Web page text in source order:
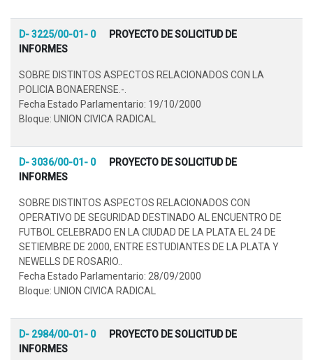
D- 3225/00-01- 0
PROYECTO DE SOLICITUD DE
INFORMES
SOBRE DISTINTOS ASPECTOS RELACIONADOS CON LA
POLICIA BONAERENSE.-.
Fecha Estado Parlamentario: 19/10/2000
Bloque: UNION CIVICA RADICAL
D- 3036/00-01- 0
PROYECTO DE SOLICITUD DE
INFORMES
SOBRE DISTINTOS ASPECTOS RELACIONADOS CON
OPERATIVO DE SEGURIDAD DESTINADO AL ENCUENTRO DE
FUTBOL CELEBRADO EN LA CIUDAD DE LA PLATA EL 24 DE
SETIEMBRE DE 2000, ENTRE ESTUDIANTES DE LA PLATA Y
NEWELLS DE ROSARIO..
Fecha Estado Parlamentario: 28/09/2000
Bloque: UNION CIVICA RADICAL
D- 2984/00-01- 0
PROYECTO DE SOLICITUD DE
INFORMES